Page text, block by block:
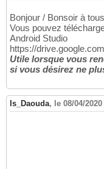
Bonjour / Bonsoir à
Vous pouvez
Android Studio
https://
Utile lorsque vous
si vous désirez ne
Is_Daouda, le 08/04/